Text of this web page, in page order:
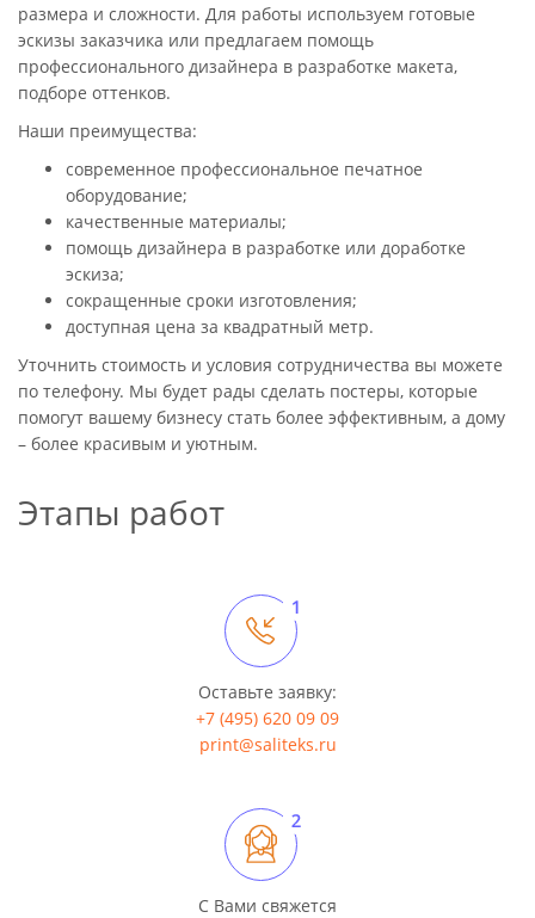
размера и сложности. Для работы используем готовые
эскизы заказчика или предлагаем помощь
профессионального дизайнера в разработке макета,
подборе оттенков.
Наши преимущества:
современное профессиональное печатное
оборудование;
качественные материалы;
помощь дизайнера в разработке или доработке
эскиза;
сокращенные сроки изготовления;
доступная цена за квадратный метр.
Уточнить стоимость и условия сотрудничества вы можете
по телефону. Мы будет рады сделать постеры, которые
помогут вашему бизнесу стать более эффективным, а дому
– более красивым и уютным.
Этапы работ
Оставьте заявку:
+7 (495) 620 09 09
print@saliteks.ru
C Вами свяжется